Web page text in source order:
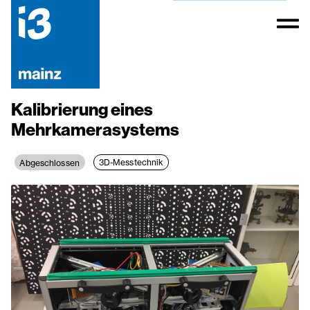
Kalibrierung eines
Mehrkamerasystems
Abgeschlossen 3D-Messtechnik